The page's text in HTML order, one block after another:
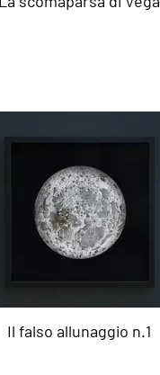
Il falso allunaggio n.1